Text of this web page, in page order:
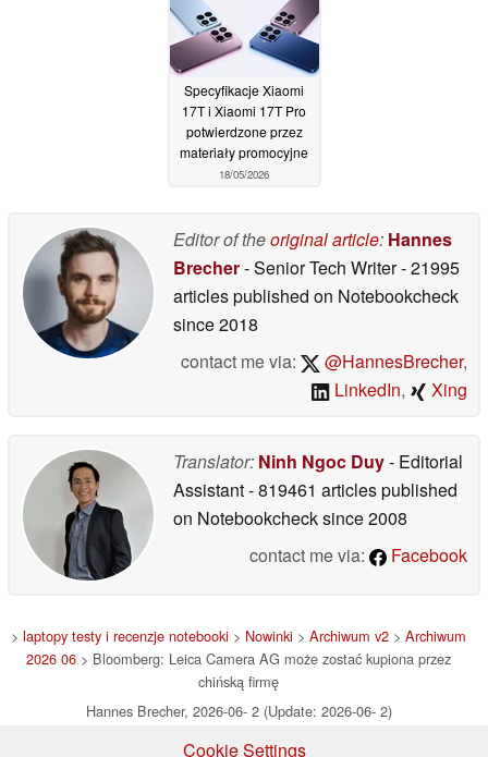
Specyfikacje Xiaomi
17T i Xiaomi 17T Pro
potwierdzone przez
materiały promocyjne
18/05/2026
Editor of theoriginal article: Hannes
Brecher- Senior Tech Writer- 21995
articles published on Notebookcheck
since 2018
contact me via:
@HannesBrecher,
LinkedIn, Xing
Translator: Ninh Ngoc Duy- Editorial
Assistant- 819461 articles published
on Notebookchecksince 2008
contact me via:
Facebook
> laptopy testy i recenzje notebooki > Nowinki > Archiwum v2 > Archiwum
2026 06 > Bloomberg: Leica Camera AG może zostać kupiona przez
chińską firmę
Hannes Brecher, 2026-06- 2 (Update: 2026-06- 2)
Cookie Settings